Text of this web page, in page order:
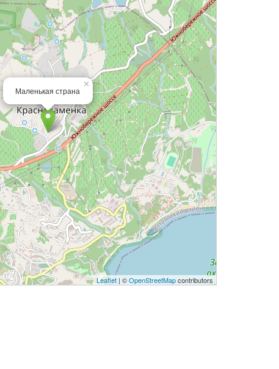
×
Маленькая страна
Leaflet | ©OpenStreetMapcontributors